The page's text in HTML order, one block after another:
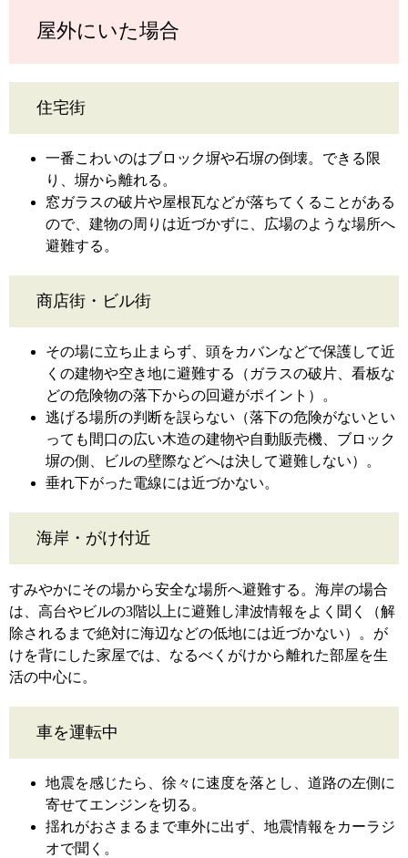
屋外にいた場合
住宅街
一番こわいのはブロック塀や石塀の倒壊。できる限
り、塀から離れる。
窓ガラスの破片や屋根瓦などが落ちてくることがある
ので、建物の周りは近づかずに、広場のような場所へ
避難する。
商店街・ビル街
その場に立ち止まらず、頭をカバンなどで保護して近
くの建物や空き地に避難する（ガラスの破片、看板な
どの危険物の落下からの回避がポイント）。
逃げる場所の判断を誤らない（落下の危険がないとい
っても間口の広い木造の建物や自動販売機、ブロック
塀の側、ビルの壁際などへは決して避難しない）。
垂れ下がった電線には近づかない。
海岸・がけ付近
すみやかにその場から安全な場所へ避難する。海岸の場合
は、高台やビルの3階以上に避難し津波情報をよく聞く（解
除されるまで絶対に海辺などの低地には近づかない）。が
けを背にした家屋では、なるべくがけから離れた部屋を生
活の中心に。
車を運転中
地震を感じたら、徐々に速度を落とし、道路の左側に
寄せてエンジンを切る。
揺れがおさまるまで車外に出ず、地震情報をカーラジ
オで聞く。